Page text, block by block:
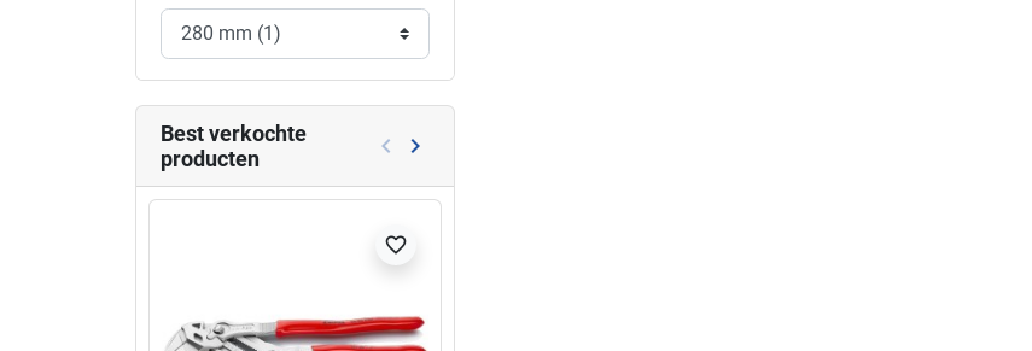
Best verkochte
producten
Vorige
keyboard_arrow_left Volgende
keyboard_arrow_right
favorite_border